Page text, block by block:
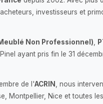
acheteurs, investisseurs et
Non Professionnel)
ayant pris fin le 31
de l'ACRIN
, nous
Montpellier, Nice et toutes